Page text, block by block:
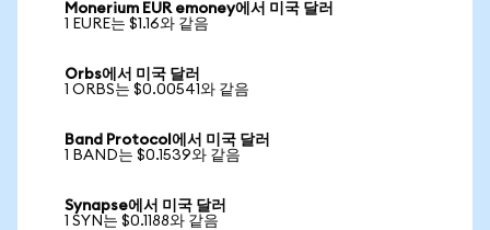
Monerium EUR emoney에서 미국 달러
1 EURE는 $1.16와 같음
Orbs에서 미국 달러
1 ORBS는 $0.00541와 같음
Band Protocol에서 미국 달러
1 BAND는 $0.1539와 같음
Synapse에서 미국 달러
1 SYN는 $0.1188와 같음